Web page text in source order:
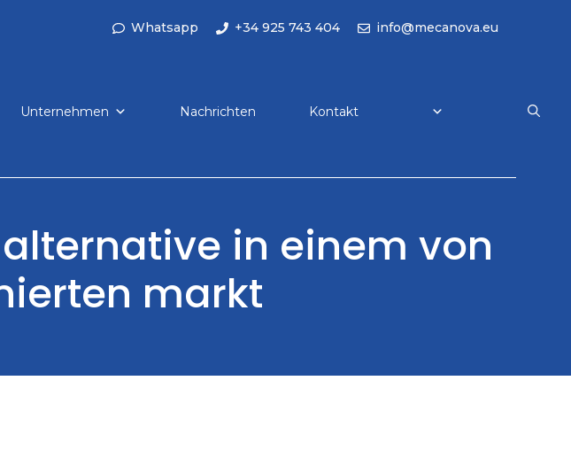
Whatsapp +34 925 743 404 info@mecanova.eu
Unternehmen Nachrichten Kontakt
in einem von
markt